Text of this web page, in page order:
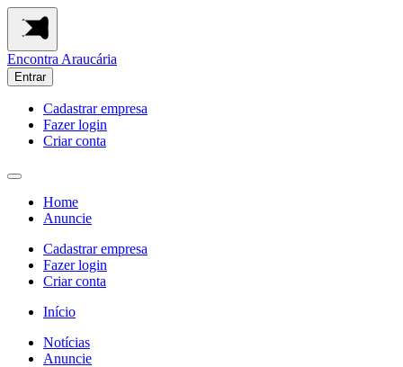
Encontra Araucária
Entrar
Cadastrar empresa
Fazer login
Criar conta
Home
Anuncie
Cadastrar empresa
Fazer login
Criar conta
Início
Notícias
Anuncie